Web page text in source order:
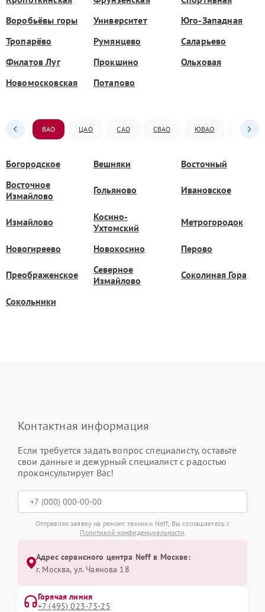
Воробьёвы горы
Университет
Юго-Западная
Тропарёво
Румянцево
Саларьево
Филатов Луг
Прокшино
Ольховая
Новомосковская
Потапово
ВАО ЦАО САО СВАО ЮВАО ЮАО
Богородское Вешняки
Восточный
Восточное
Измайлово
Гольяново Ивановское
Измайлово
Косино-
Ухтомский
Метрогородок
Новогиреево Новокосино Перово
Преображенское
Северное
Измайлово
Соколиная Гора
Сокольники
Контактная информация
Если требуется задать вопрос специалисту, оставьте
свои данные и дежурный специалист с радостью
проконсультирует Вас!
Отправляя заявку на ремонт техники Neff, Вы соглашаетесь с
Политикой конфиденциальности
Адрес сервисного центра Neff в Москве:
г. Москва, ул. Чаянова 18
Горячая линия
+7 (495) 023-73-25